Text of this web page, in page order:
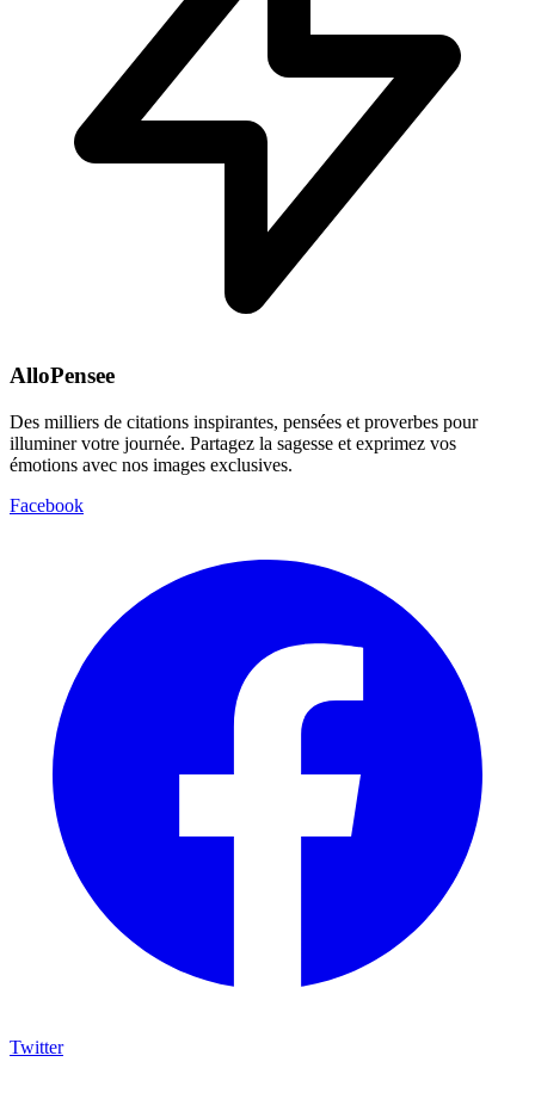
AlloPensee
Des milliers de citations inspirantes, pensées et proverbes pour
illuminer votre journée. Partagez la sagesse et exprimez vos
émotions avec nos images exclusives.
Facebook
Twitter